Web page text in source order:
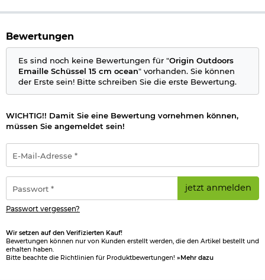
Bewertungen
Es sind noch keine Bewertungen für "Origin Outdoors
Emaille Schüssel 15 cm ocean" vorhanden. Sie können
der Erste sein! Bitte schreiben Sie die erste Bewertung.
WICHTIG!! Damit Sie eine Bewertung vornehmen können,
müssen Sie angemeldet sein!
Mail-
Adresse
*
jetzt anmelden
Passwort vergessen?
Wir setzen auf den Verifizierten Kauf!
Bewertungen können nur von Kunden erstellt werden, die den Artikel bestellt und
erhalten haben.
Bitte beachte die Richtlinien für Produktbewertungen! »Mehr dazu